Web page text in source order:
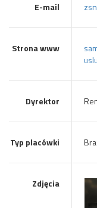
E-mail
Strona www
Dyrektor
Typ placówki
Zdjęcia